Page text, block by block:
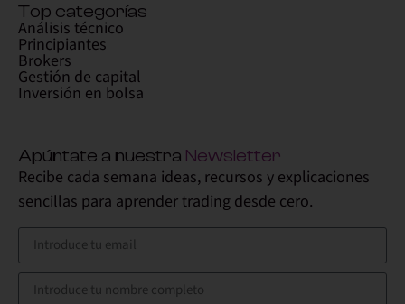
Top categorías
Análisis técnico
Principiantes
Brokers
Gestión de capital
Inversión en bolsa
Apúntate a nuestra Newsletter
Recibe cada semana ideas, recursos y explicaciones
sencillas para aprender trading desde cero.